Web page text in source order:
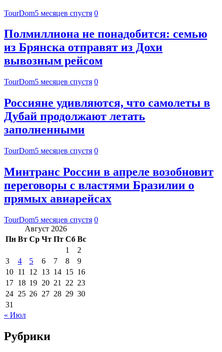
TourDom5 месяцев спустя 0
Полмиллиона не понадобится: семью
из Брянска отправят из Дохи
вывозным рейсом
TourDom5 месяцев спустя 0
Россияне удивляются, что самолеты в
Дубай продолжают летать
заполненными
TourDom5 месяцев спустя 0
Минтранс России в апреле возобновит
переговоры с властями Бразилии о
прямых авиарейсах
TourDom5 месяцев спустя 0
Август 2026
Пн Вт Ср Чт Пт Сб Вс
1
2
3
4 5 6 7 8
9
10 11 12 13 14 15 16
17 18 19 20 21 22 23
24 25 26 27 28 29 30
31
« Июл
Рубрики